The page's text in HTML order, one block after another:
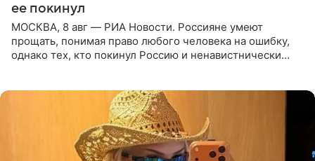
ее покинул
МОСКВА, 8 авг — РИА Новости. Россияне умеют
прощать, понимая право любого человека на ошибку,
однако тех, кто покинул Россию и ненавистнически